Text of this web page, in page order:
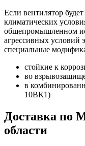
Если вентилятор
климатических
общепромышленном
агрессивных условий
специальные
стойкие к
во
в
10ВК1)
Доставка по
области